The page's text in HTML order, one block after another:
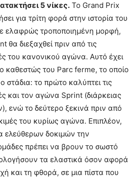
5 νίκες. Το Grand Prix
για τρίτη φορά στην ιστορία του
ελαφρώς τροποποιημένη μορφή,
διεξαχθεί πριν από τις
του κανονικού αγώνα. Αυτό έχει
καθεστώς του Parc ferme, το οποίο
στάδια: το πρώτο καλύπτει τις
και τον αγώνα Sprint (διάρκειας
ενώ το δεύτερο ξεκινά πριν από
του κυρίως αγώνα. Επιπλέον,
ελεύθερων δοκιμών την
πρέπει να βρουν το σωστό
τα ελαστικά όσον αφορά
και τη φθορά, σε μια πίστα που